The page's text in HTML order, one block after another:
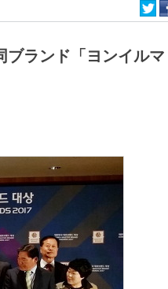
ブランド「ヨンイルマ